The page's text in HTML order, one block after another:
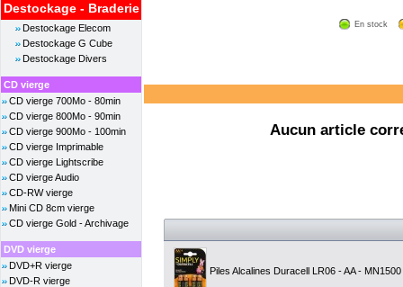
Destockage - Braderie
Destockage Elecom
Destockage G Cube
Destockage Divers
CD vierge
CD vierge 700Mo - 80min
CD vierge 800Mo - 90min
CD vierge 900Mo - 100min
CD vierge Imprimable
CD vierge Lightscribe
CD vierge Audio
CD-RW vierge
Mini CD 8cm vierge
CD vierge Gold - Archivage
DVD vierge
DVD+R vierge
DVD-R vierge
En stock
Aucun article
Piles Alcalines Duracell LR06 - AA -